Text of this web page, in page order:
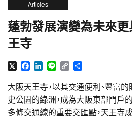
Articles
蓬勃發展演變為未來
王寺
X Facebook
LinkedIn
Line Copy
大阪天王寺，以其交通便利、豐富
史公園的綠洲，成為大阪東部門戶
多條交通線的重要交匯點，天王寺